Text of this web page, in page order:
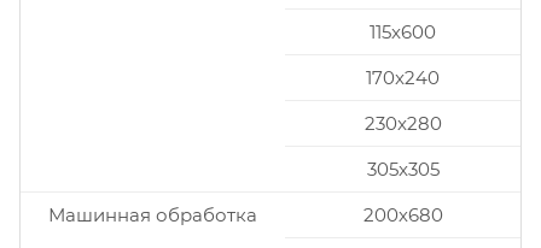
115x600
170x240
230x280
305x305
Машинная обработка
200х680